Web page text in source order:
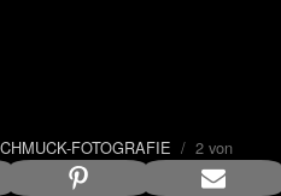
FOTOGRAFIE / 2 von
anzeigen